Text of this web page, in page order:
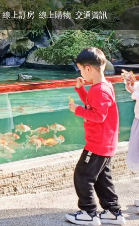
線上訂房 線上購物 交通資訊